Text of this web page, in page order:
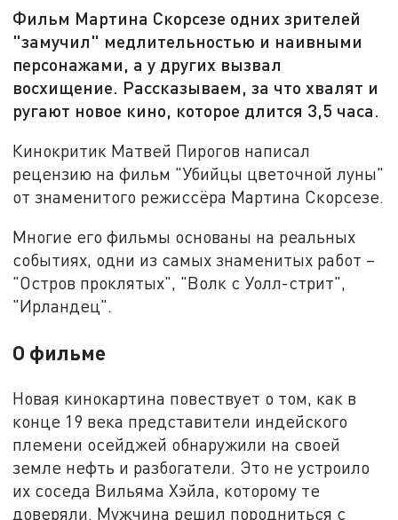
Фильм Мартина Скорсезе одних зрителей
"замучил" медлительностью и наивными
персонажами, а у других вызвал
восхищение. Рассказываем, за что хвалят и
ругают новое кино, которое длится 3,5 часа.
Кинокритик Матвей Пирогов написал
рецензию на фильм "Убийцы цветочной луны"
от знаменитого режиссёра Мартина Скорсезе.
Многие его фильмы основаны на реальных
событиях, одни из самых знаменитых работ –
"Остров проклятых", "Волк с Уолл-стрит",
"Ирландец".
О фильме
Новая кинокартина повествует о том, как в
конце 19 века представители индейского
племени осейджей обнаружили на своей
земле нефть и разбогатели. Это не устроило
их соседа Вильяма Хэйла, которому те
доверяли. Мужчина решил породниться с